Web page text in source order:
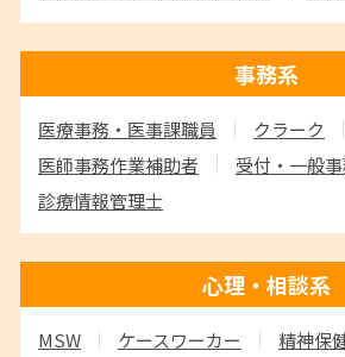
事務系
医療事務・医事課職員
クラーク
医師事務作業補助者
受付・一般
診療情報管理士
心理・相談系
MSW ケースワーカー
精神保